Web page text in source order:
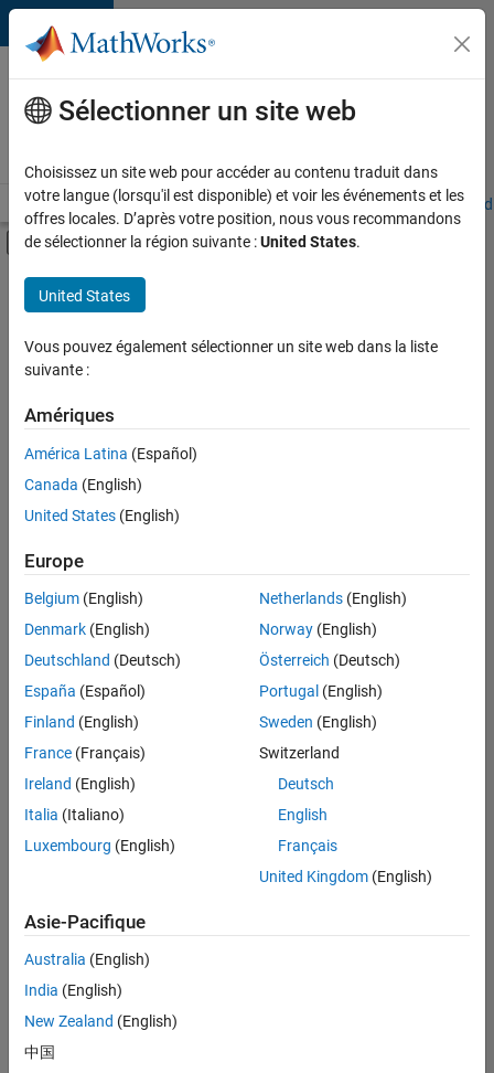
Passer au contenu
Votre
carrière
chez
Accueil Explorer nos opportunités Adresses de nos bureaux
Activer/désactiver l'affichage du menu
Contenu principal
FILTRER PAR
Programme destiné aux nouvelles carrières (EDG)
Technologies de l’information
Gestion des programmes
Actuellement,
aucune
offre
d'emploi
correspondant
à vos
critères
de
recherche.
Vous
pouvez
élargir
votre
recherche
ou
afficher
l’ensemble
d'emploi.
malgré
tout
vous
trouvez
Sélectionner un site web
Choisissez un site web pour accéder au contenu traduit dans
votre langue (lorsqu'il est disponible) et voir les événements et les
offres locales. D’après votre position, nous vous recommandons
de sélectionner la région suivante :United States.
United States
Vous pouvez également sélectionner un site web dans la liste
suivante :
Amériques
América Latina (Español)
Canada (English)
United States (English)
Europe
Belgium (English)
Denmark (English)
Deutschland (Deutsch)
España (Español)
Finland (English)
France (Français)
Ireland (English)
Italia (Italiano)
Luxembourg (English)
Netherlands(English)
Norway(English)
Österreich (Deutsch)
Portugal (English)
Sweden (English)
Switzerland
Deutsch
English
Français
United Kingdom(English)
Asie-Pacifique
Australia (English)
India (English)
New Zealand (English)
中国